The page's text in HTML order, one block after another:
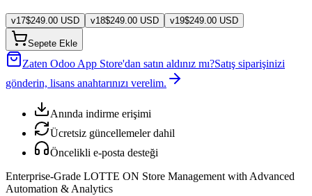
v17$249.00 USD v18$249.00 USD v19$249.00 USD
Sepete Ekle
Zaten Odoo App Store'dan satın aldınız mı?Satış siparişinizi
gönderin, lisans anahtarınızı verelim.
Anında indirme erişimi
Ücretsiz güncellemeler dahil
Öncelikli e-posta desteği
Enterprise-Grade LOTTE ON Store Management with Advanced
Automation & Analytics